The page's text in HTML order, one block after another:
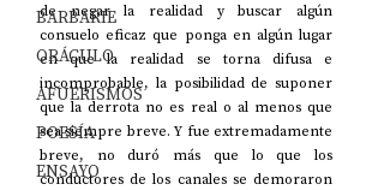
BARBARIE
ORÁCULO
AFUERISMOS
POESÍA
ENSAYO
de negar la realidad y buscar algún
consuelo eficaz que ponga en algún lugar
en que la realidad se torna difusa e
incomprobable, la posibilidad de suponer
que la derrota no es real o al menos que
sea siempre breve. Y fue extremadamente
breve, no duró más que lo que los
conductores de los canales se demoraron